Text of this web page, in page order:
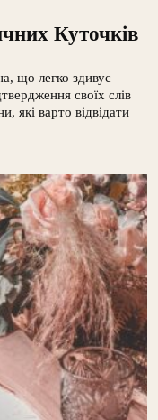
Куточків
що легко здивує
своїх слів
які варто відвідати